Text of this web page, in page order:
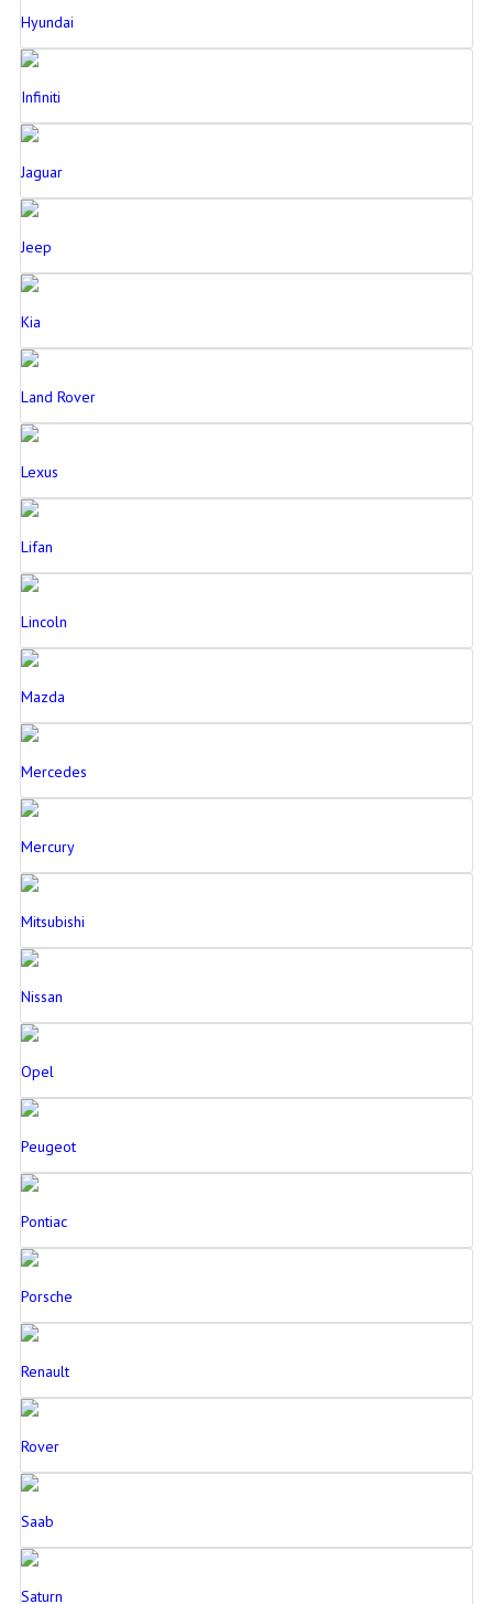
Hyundai
Infiniti
Jaguar
Jeep
Kia
Land Rover
Lexus
Lifan
Lincoln
Mazda
Mercedes
Mercury
Mitsubishi
Nissan
Opel
Peugeot
Pontiac
Porsche
Renault
Rover
Saab
Saturn